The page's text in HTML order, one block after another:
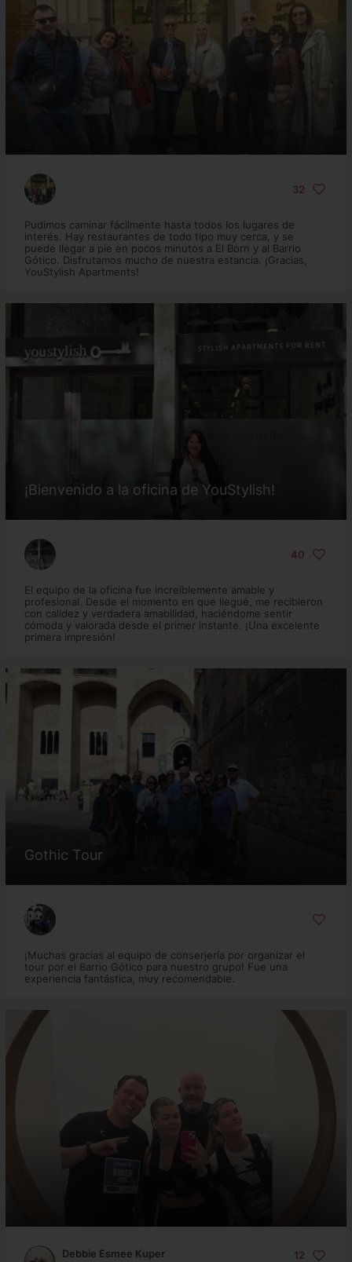
32
Pudimos caminar fácilmente hasta todos los lugares de
interés. Hay restaurantes de todo tipo muy cerca, y se
puede llegar a pie en pocos minutos a El Born y al Barrio
Gótico. Disfrutamos mucho de nuestra estancia. ¡Gracias,
YouStylish Apartments!
¡Bienvenido a la oficina de YouStylish!
40
El equipo de la oficina fue increíblemente amable y
profesional. Desde el momento en que llegué, me recibieron
con calidez y verdadera amabilidad, haciéndome sentir
cómoda y valorada desde el primer instante. ¡Una excelente
primera impresión!
Gothic Tour
¡Muchas gracias al equipo de conserjería por organizar el
tour por el Barrio Gótico para nuestro grupo! Fue una
experiencia fantástica, muy recomendable.
Debbie Esmee Kuper 12